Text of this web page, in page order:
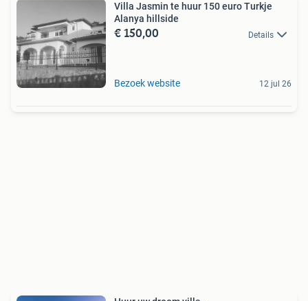
Villa Jasmin te huur 150 euro Turkje
Alanya hillside
€ 150,00 Details
Bezoek website 12 jul 26